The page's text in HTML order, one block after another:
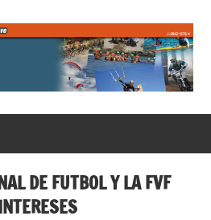
Extreme
Sports
DE FUTBOL Y LA FVF